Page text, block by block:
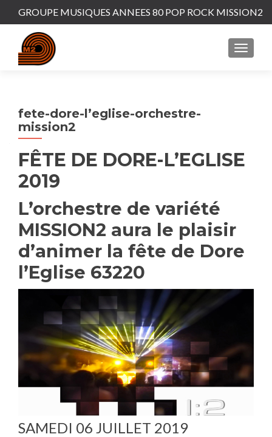
GROUPE MUSIQUES ANNEES 80 POP ROCK MISSION2
MENU
fete-dore-l’eglise-orchestre-
mission2
FÊTE DE DORE-L’EGLISE
2019
L’orchestre de variété
MISSION2 aura le plaisir
d’animer la fête de Dore
l’Eglise 63220
SAMEDI 06 JUILLET 2019